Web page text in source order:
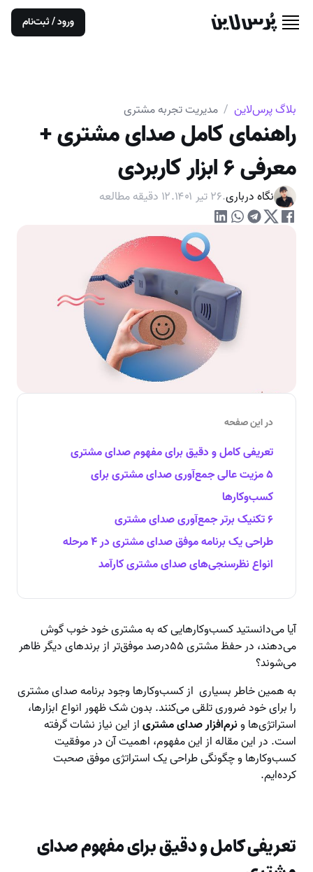
ورود / ثبت‌نام
بلاگ پرس‌لاین / مدیریت تجربه مشتری
راهنمای کامل صدای مشتری +
معرفی ۶ ابزار کاربردی
نگاه درباری.۲۶ تیر ۱۴۰۱ .۱۲ دقیقه مطالعه
در این صفحه
تعریفی کامل و دقیق برای مفهوم صدای مشتری
۵ مزیت عالی جمع‌آوری صدای مشتری برای
کسب‌وکارها
۶ تکنیک برتر جمع‌آوری صدای مشتری
طراحی یک برنامه موفق صدای مشتری در ۴ مرحله
انواع نظرسنجی‌های صدای مشتری کارآمد
آیا می‌دانستید کسب‌وکارهایی که به مشتری خود خوب گوش‌
می‌دهند، در حفظ مشتری ۵۵درصد موفق‌تر از برندهای دیگر ظاهر
می‌شوند؟
به همین خاطر بسیاری از کسب‌وکارها وجود برنامه صدای مشتری
را برای خود ضروری تلقی می‌کنند. بدون شک ظهور انواع ابزارها،
استراتژی‌ها ونرم‌افزار صدای مشتریاز این نیاز نشات گرفته
است. در این مقاله از این مفهوم، اهمیت آن در موفقیت
کسب‌وکارها و چگونگی طراحی یک استراتژی موفق صحبت
کرده‌ایم.
تعریفی کامل و دقیق برای مفهوم صدای